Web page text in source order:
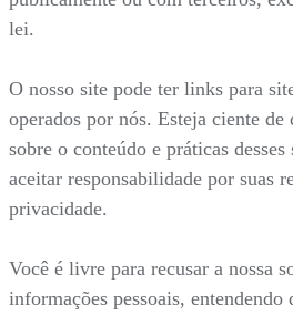
lei.
O nosso site pode ter links para
operados por nós. Esteja ciente
sobre o conteúdo e práticas
aceitar responsabilidade por suas
privacidade.
Você é livre para recusar a nossa
informações pessoais, entendendo